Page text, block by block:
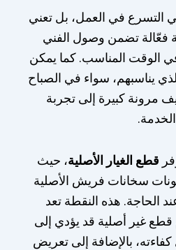
التسرع في العمل، بل تعني
فعّالة تضمن وصول الفني
الوقت المناسب. كما يمكن
يناسبهم، سواء في الصباح
مرونة كبيرة إلى تجربة
الخدمة.
قطع الغيار الأصلية، حيث
سخانات فريش الأصلية
الحاجة. هذه النقطة تعد
غير أصلية قد يؤدي إلى
بالإضافة إلى تعريض